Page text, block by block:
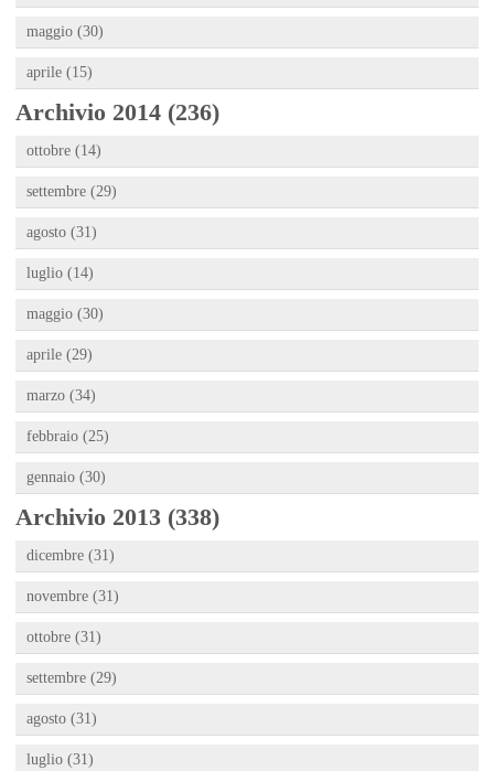
maggio (30)
aprile (15)
Archivio 2014 (236)
ottobre (14)
settembre (29)
agosto (31)
luglio (14)
maggio (30)
aprile (29)
marzo (34)
febbraio (25)
gennaio (30)
Archivio 2013 (338)
dicembre (31)
novembre (31)
ottobre (31)
settembre (29)
agosto (31)
luglio (31)